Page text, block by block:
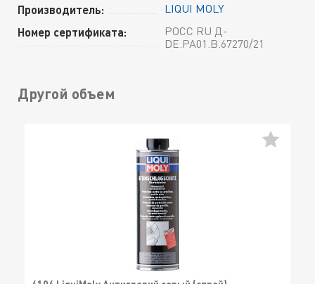
Производитель: LIQUI MOLY
Номер сертификата:
РОСС RU Д-
DE.РА01.В.67270/21
Другой объем